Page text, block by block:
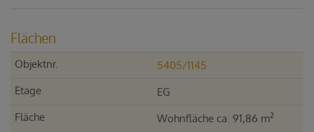
Flächen
5405/1145
EG
Wohnfläche ca. 91,86 m2